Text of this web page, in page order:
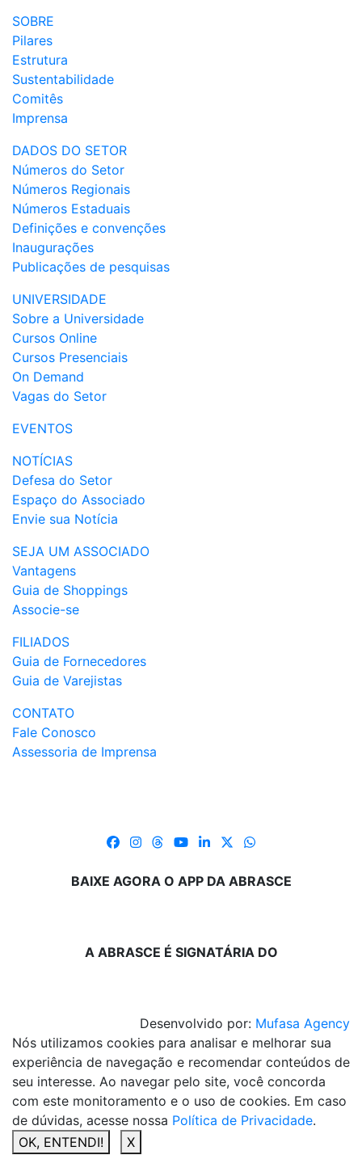
SOBRE
Pilares
Estrutura
Sustentabilidade
Comitês
Imprensa
DADOS DO SETOR
Números do Setor
Números Regionais
Números Estaduais
Definições e convenções
Inaugurações
Publicações de pesquisas
UNIVERSIDADE
Sobre a Universidade
Cursos Online
Cursos Presenciais
On Demand
Vagas do Setor
EVENTOS
NOTÍCIAS
Defesa do Setor
Espaço do Associado
Envie sua Notícia
SEJA UM ASSOCIADO
Vantagens
Guia de Shoppings
Associe-se
FILIADOS
Guia de Fornecedores
Guia de Varejistas
CONTATO
Fale Conosco
Assessoria de Imprensa
BAIXE AGORA O APP DA ABRASCE
A ABRASCE É SIGNATÁRIA DO
Desenvolvido por: Mufasa Agency
Nós utilizamos cookies para analisar e melhorar sua
experiência de navegação e recomendar conteúdos de
seu interesse. Ao navegar pelo site, você concorda
com este monitoramento e o uso de cookies. Em caso
de dúvidas, acesse nossa Política de Privacidade.
OK, ENTENDI!
X